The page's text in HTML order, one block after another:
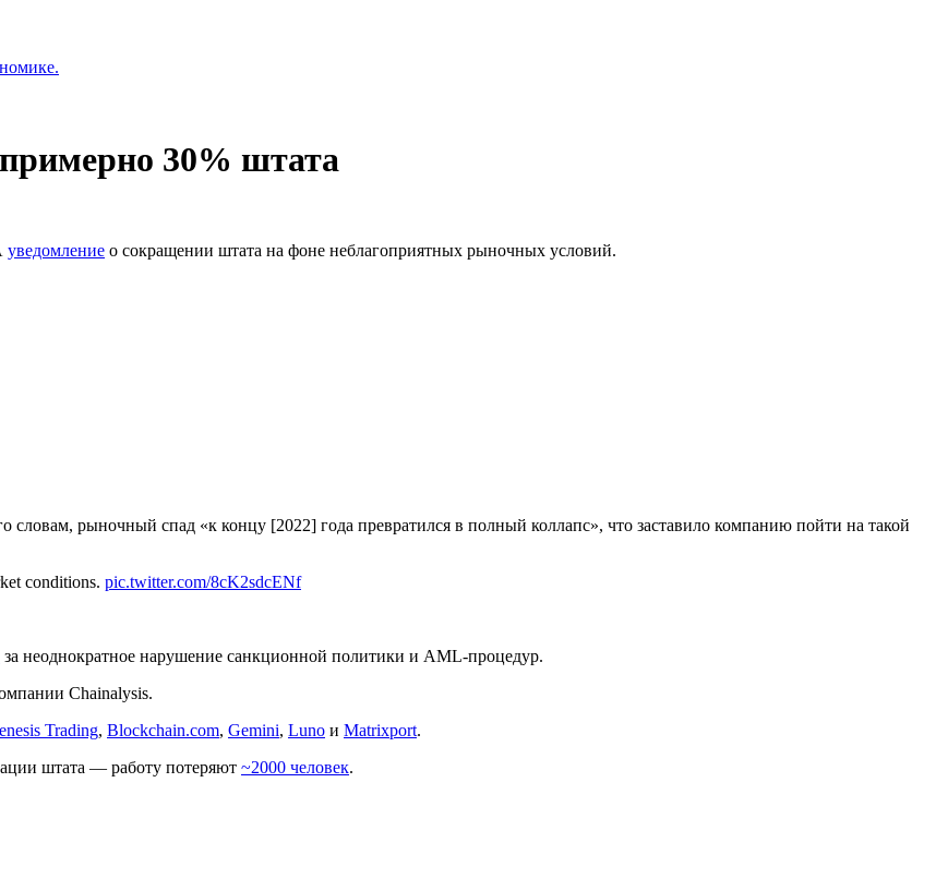
30% штата
уведомление о сокращении штата на фоне неблагоприятных рыночных условий.
рыночный спад «к концу [2022] года превратился в полный коллапс», что заставило компанию пойти на такой
conditions. pic.twitter.com/8cK2sdcENf
за неоднократное нарушение санкционной политики и AML-процедур.
Chainalysis.
Trading, Blockchain.com, Gemini, Luno и Matrixport.
штата — работу потеряют ~2000 человек.